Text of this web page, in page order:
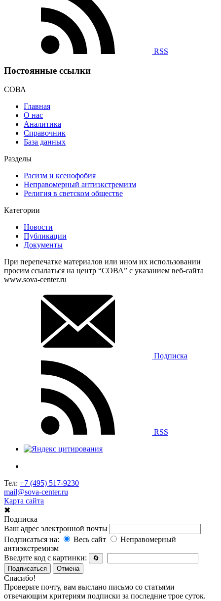
RSS
Постоянные ссылки
СОВА
Главная
О нас
Аналитика
Справочник
База данных
Разделы
Расизм и ксенофобия
Неправомерный антиэкстремизм
Религия в светском обществе
Категории
Новости
Публикации
Документы
При перепечатке материалов или ином их использовании
просим ссылаться на центр “СОВА” с указанием веб-сайта
www.sova-center.ru
Подписка
RSS
Тел: +7 (495) 517-9230
mail@sova-center.ru
Карта сайта
✖
Подписка
Ваш адрес электронной почты
Подписаться на:
Весь сайт
Неправомерный
антиэкстремизм
Введите код с картинки:
🔄
Подписаться
Отмена
Спасибо!
Проверьте почту, вам выслано письмо со статьями
отвечающим критериям подписки за последние трое суток.